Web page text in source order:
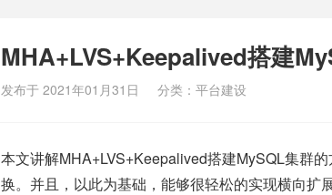
MHA+LVS+Keepalived搭建
发布于 2021年01月31日 分类： 平台建设
本文讲解MHA+LVS+Keepalived搭建MySQL集群
换。并且，以此为基础，能够很轻松的实现横向扩